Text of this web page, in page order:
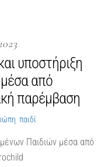
υποστήριξη
από
παρέμβαση
παιδί
Παιδιών μέσα από